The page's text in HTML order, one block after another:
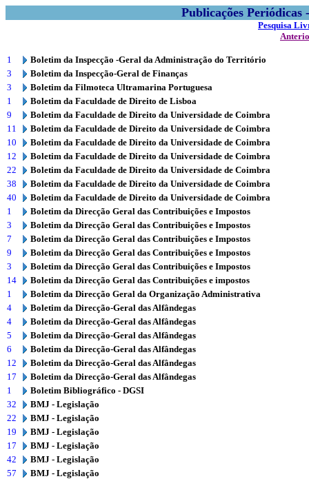
Publicações
Pesquisa
1
Boletim da Inspecção -Geral da Administração do Território
3
Boletim da Inspecção-Geral de Finanças
3
Boletim da Filmoteca Ultramarina Portuguesa
1
Boletim da Faculdade de Direito de Lisboa
9
Boletim da Faculdade de Direito da Universidade de Coimbra
11
Boletim da Faculdade de Direito da Universidade de Coimbra
10
Boletim da Faculdade de Direito da Universidade de Coimbra
12
Boletim da Faculdade de Direito da Universidade de Coimbra
22
Boletim da Faculdade de Direito da Universidade de Coimbra
38
Boletim da Faculdade de Direito da Universidade de Coimbra
40
Boletim da Faculdade de Direito da Universidade de Coimbra
1
Boletim da Direcção Geral das Contribuições e Impostos
3
Boletim da Direcção Geral das Contribuições e Impostos
7
Boletim da Direcção Geral das Contribuições e Impostos
9
Boletim da Direcção Geral das Contribuições e Impostos
3
Boletim da Direcção Geral das Contribuições e Impostos
14
Boletim da Direcção Geral das Contribuições e impostos
1
Boletim da Direcção Geral da Organização Administrativa
4
Boletim da Direcção-Geral das Alfândegas
4
Boletim da Direcção-Geral das Alfândegas
5
Boletim da Direcção-Geral das Alfândegas
6
Boletim da Direcção-Geral das Alfândegas
12
Boletim da Direcção-Geral das Alfândegas
17
Boletim da Direcção-Geral das Alfândegas
1
Boletim Bibliográfico - DGSI
32
BMJ - Legislação
22
BMJ - Legislação
19
BMJ - Legislação
17
BMJ - Legislação
42
BMJ - Legislação
57
BMJ - Legislação